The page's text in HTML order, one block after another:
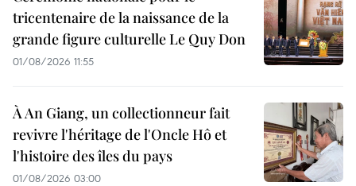
tricentenaire de la naissance de la
grande figure culturelle Le Quy Don
01/08/2026 11:55
À An Giang, un collectionneur fait
revivre l'héritage de l'Oncle Hô et
l'histoire des îles du pays
01/08/2026 03:00